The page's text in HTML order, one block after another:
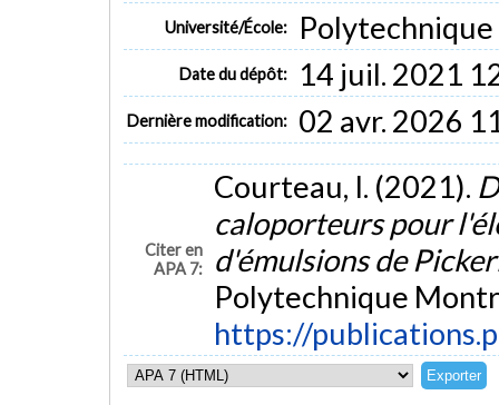
Université/École:
Date du dépôt: 14 juil. 2021
Dernière modification: 02 avr. 2026
Citer en
APA 7:
Courteau, I. (2021).
caloporteurs pour
d'émulsions de
Polytechnique
https://